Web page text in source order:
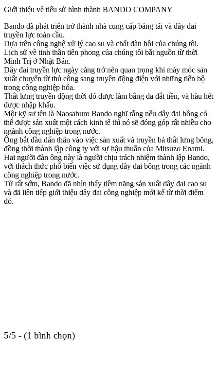
Giới thiệu về tiểu sử hình thành BANDO COMPANY
Bando đã phát triển trở thành nhà cung cấp băng tải và dây đai
truyền lực toàn cầu.
Dựa trên công nghệ xử lý cao su và chất đàn hồi của chúng tôi.
Lịch sử về tinh thần tiên phong của chúng tôi bắt nguồn từ thời
Minh Trị ở Nhật Bản.
Dây đai truyền lực ngày càng trở nên quan trọng khi máy móc sản
xuất chuyển từ thủ công sang truyền động điện với những tiến bộ
trong công nghiệp hóa.
Thắt lưng truyền động thời đó được làm bằng da đắt tiền, và hầu hết
được nhập khẩu.
Một kỹ sư tên là Naosaburo Bando nghĩ rằng nếu dây đai bông có
thể được sản xuất một cách kinh tế thì nó sẽ đóng góp rất nhiều cho
ngành công nghiệp trong nước.
Ông bắt đầu dấn thân vào việc sản xuất và truyền bá thắt lưng bông,
đồng thời thành lập công ty với sự hậu thuẫn của Mitsuzo Enami.
Hai người đàn ông này là người chịu trách nhiệm thành lập Bando,
với thách thức phổ biến việc sử dụng dây đai bông trong các ngành
công nghiệp trong nước.
Từ rất sớm, Bando đã nhìn thấy tiềm năng sản xuất dây đai cao su
và đã liên tiếp giới thiệu dây đai công nghiệp mới kể từ thời điểm
đó.
5/5 - (1 bình chọn)